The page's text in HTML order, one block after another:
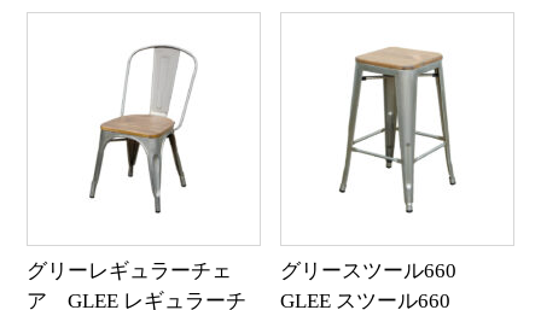
グリーレギュラーチェ
ア GLEE レギュラーチ
グリースツール660
GLEE スツール660